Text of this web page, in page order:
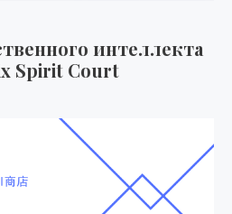
интеллекта
Spirit Court